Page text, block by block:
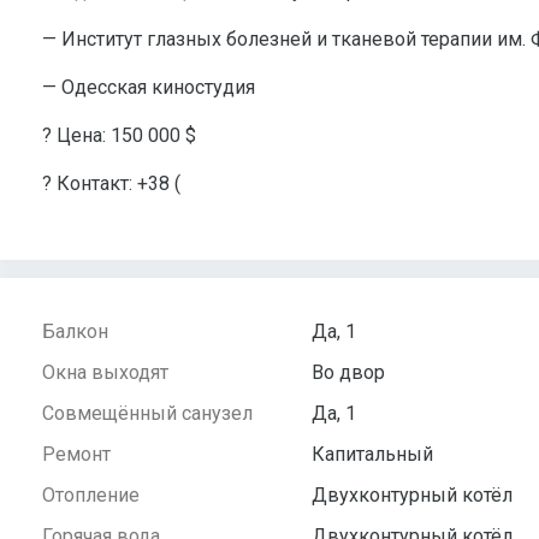
— Институт глазных болезней и тканевой терапии им.
— Одесская киностудия
? Цена: 150 000 $
? Контакт: +38 (
Балкон
Да, 1
Окна выходят
Во двор
Совмещённый санузел
Да, 1
Ремонт
Капитальный
Отопление
Двухконтурный котёл